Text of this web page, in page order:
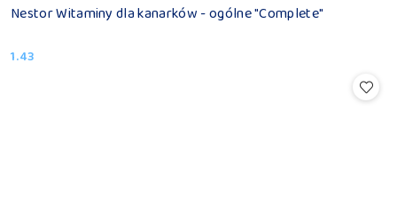
Nestor Witaminy dla kanarków - ogólne "Complete"
Cena:
1.43